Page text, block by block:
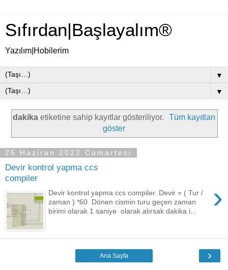
Sıfırdan|Başlayalım®
Yazılım|Hobilerim
▼
▼
dakikaetiketine sahip kayıtlar gösteriliyor.
Tüm kayıtları
göster
25 Haziran 2022 Cumartesi
Devir kontrol yapma ccs
compiler
›
Devir kontrol yapma ccs compiler. Devir = ( Tur /
zaman ) *60 Dönen cismin turu geçen zaman
birimi olarak 1 saniye olarak alırsak dakika i...
›
Ana Sayfa